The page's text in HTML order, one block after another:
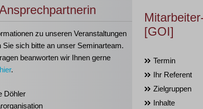
zu unseren Veranstaltungen
Sie sich bitte an unser Seminarteam.
beanworten wir Ihnen gerne
hier.
Döhler
[GOI]
Termin
Ihr Referent
Zielgruppen
Inhalte